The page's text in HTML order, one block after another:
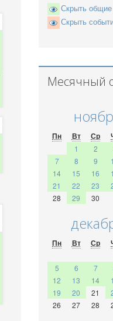
Скрыть
Скрыть
Месячный
Пн Вт Ср
1 2
7
8 9
14
15 16
21
22 23
28
29 30
Пн Вт Ср
5
6 7
12
13 14
19
20 21
26
27 28